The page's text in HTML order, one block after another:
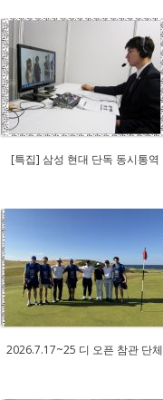
[특집] 삼성 현대 단독 동시통역
2026.7.17~25 디 오픈 참관 단체